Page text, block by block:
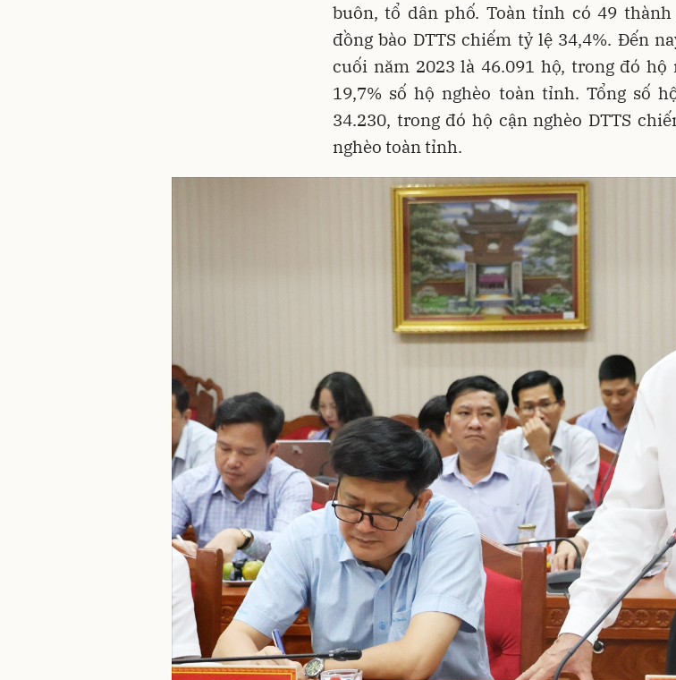
buôn, tổ dân phố. Toàn tỉnh có 49
đồng bào DTTS chiếm tỷ lệ 34,4%. Đến
cuối năm 2023 là 46.091 hộ, trong đó hộ
19,7% số hộ nghèo toàn tỉnh. Tổng số
34.230, trong đó hộ cận nghèo DTTS
nghèo toàn tỉnh.